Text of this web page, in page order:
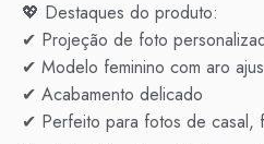
💖 Destaques do produto:
✔ Projeção de foto
✔ Modelo feminino com aro
✔ Acabamento delicado
✔ Perfeito para fotos de casal,